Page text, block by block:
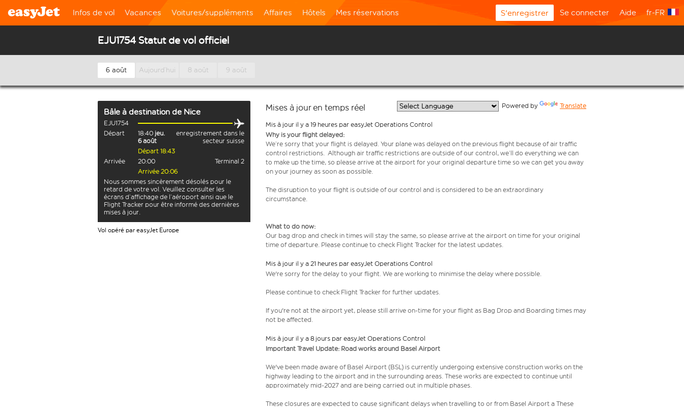
Infos de vol Vacances Voitures/suppléments Affaires Hôtels Mes réservations S'enregistrer Se connecter Aide fr-FR
EJU1754 Statut de vol officiel
6 août Aujourd’hui 8 août 9 août
Bâle à destination de Nice
EJU1754
Départ
18:40 jeu.
6 août
enregistrement dans le
secteur suisse
Départ 18:43
Arrivée
20:00
Terminal 2
Arrivée 20:06
Nous sommes sincèrement désolés pour le
retard de votre vol. Veuillez consulter les
écrans d’affichage de l’aéroport ainsi que le
Flight Tracker pour être informé des dernières
mises à jour.
Vol opéré par easyJet Europe
Mises à jour en temps réel Powered by Translate
Mis à jour il y a 19 heures par easyJet Operations Control
Why is your flight delayed:
We’re sorry that your flight is delayed. Your plane was delayed on the previous flight because of air traffic
control restrictions. Although air traffic restrictions are outside of our control, we’ll do everything we can
to make up the time, so please arrive at the airport for your original departure time so we can get you away
on your journey as soon as possible.
The disruption to your flight is outside of our control and is considered to be an extraordinary
circumstance.
What to do now:
Our bag drop and check in times will stay the same, so please arrive at the airport on time for your original
time of departure. Please continue to check Flight Tracker for the latest updates.
Mis à jour il y a 21 heures par easyJet Operations Control
We're sorry for the delay to your flight. We are working to minimise the delay where possible.
Please continue to check Flight Tracker for further updates.
If you're not at the airport yet, please still arrive on-time for your flight as Bag Drop and Boarding times may
not be affected.
Mis à jour il y a 8 jours par easyJet Operations Control
Important Travel Update: Road works around Basel Airport
We've been made aware of Basel Airport (BSL) is currently undergoing extensive construction works on the
highway leading to the airport and in the surrounding areas. These works are expected to continue until
approximately mid-2027 and are being carried out in multiple phases.
These closures are expected to cause significant delays when travelling to or from Basel Airport a These